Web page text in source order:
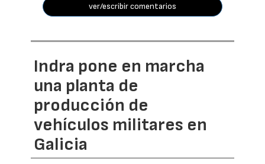
ver/escribir comentarios
Indra pone en marcha
una planta de
producción de
vehículos militares en
Galicia